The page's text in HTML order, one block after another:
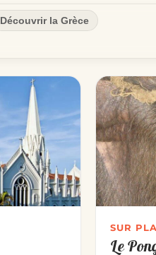
Découvrir la Grèce
SUR
Le